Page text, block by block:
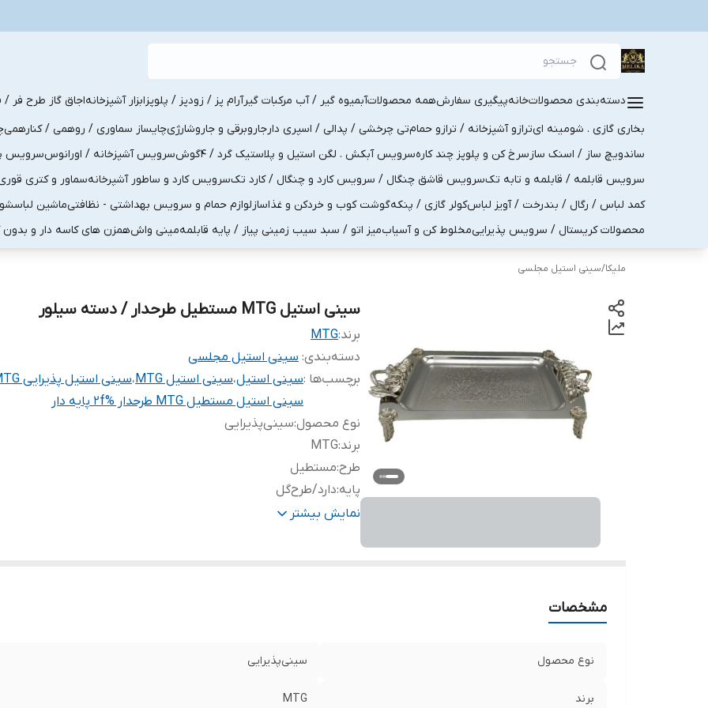
دسته‌بندی محصولاتخانهپیگیری سفارشهمه محصولاتآبمیوه گیر / آب مرکبات گیرآرام پز / زودپز / پلوپزابزار آشپزخانهاجاق گاز طرح فر /
بخاری گازی . شومینه ایترازو آشپزخانه / ترازو حمامتی چرخشی / پدالی / اسپری دارجاروبرقی و جاروشارژیچایساز سماوری / روهمی / کنارهمی
ساندویچ ساز / اسنک سازسرخ کن و پلوپز چند کارهسرویس آبکش . لگن استیل و پلاستیک گرد / 4گوش سرویس آشپزخانه / اورانوسسرویس
سرویس قابلمه / قابلمه و تابه تکسرویس قاشق چنگال / سرویس کارد و چنگال / کارد تکسرویس کارد و ساطور آشپرخانهسماور و کتری
کمد لباس / رگال / بندرخت / آویز لباسکولر گازی / پنکهگوشت کوب و خردکن و غذاسازلوازم حمام و سرویس بهداشتی - نظافتیماشین
محصولات کریستال / سرویس پذیراییمخلوط کن و آسیابمیز اتو / سبد سیب زمینی پیاز / پایه قابلمهمینی واشهمزن های کاسه دار و بدون
ملیکا/سینی استیل مجلسی
سینی استیل MTG مستطیل طرحدار / دسته سیلور
برند:MTG
دسته‌بندی: سینی استیل مجلسی
برچسب‌ها :سینی استیل،سینی استیل MTG ،سینی استیل پذیرایی MTG
سینی استیل مستطیل MTG طرحدار %2f پایه دار
نوع محصول:سینی‌پذیرایی
برند:
MTG
طرح:مستطیل
پایه‌:دارد/طرح‌گل
داخل: طرحدار
نمایش بیشتر
مشخصات
نوع محصول سینی‌پذیرایی
برند MTG